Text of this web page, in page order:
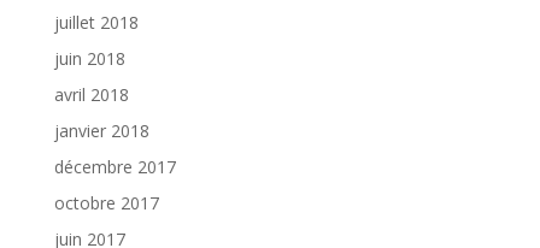
juillet 2018
juin 2018
avril 2018
janvier 2018
décembre 2017
octobre 2017
juin 2017